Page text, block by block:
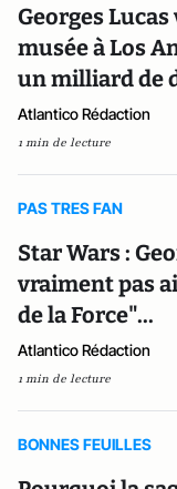
Georges
musée à Los
un milliard de
Atlantico Rédaction
1 min de lecture
PAS TRES FAN
Star Wars :
vraiment pas
de la Force"...
Atlantico Rédaction
1 min de lecture
BONNES FEUILLES